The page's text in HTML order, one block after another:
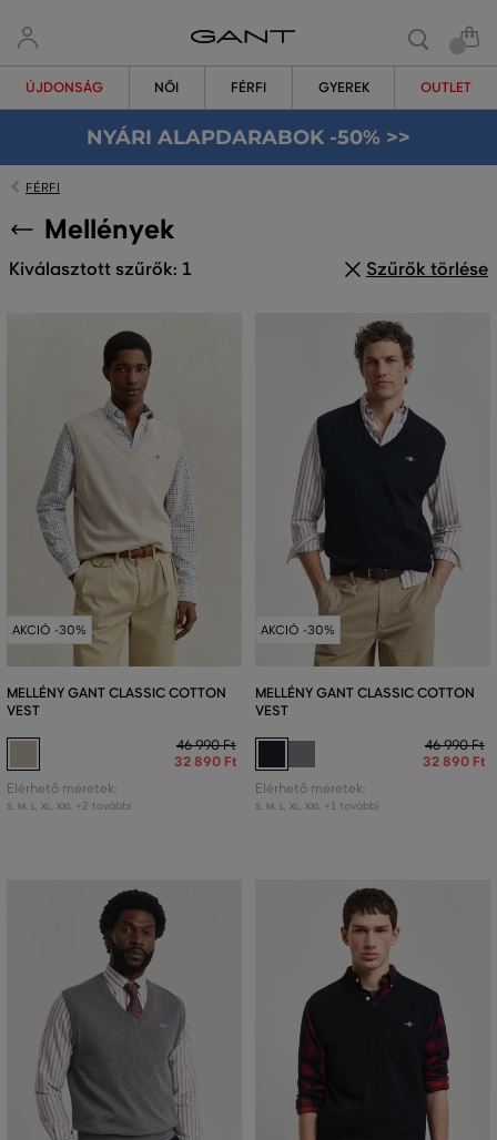
ÚJDONSÁG NŐI FÉRFI GYEREK OUTLET
NYÁRI ALAPDARABOK -50% >>
FÉRFI
Mellények
Kiválasztott szűrők: 1 Szűrők törlése
AKCIÓ -30%
MELLÉNY GANT CLASSIC COTTON
VEST
46 990 Ft
32 890 Ft
Elérhető méretek:
S, M L XL XXL +2 további
AKCIÓ -30%
MELLÉNY GANT CLASSIC COTTON
VEST
46 990 Ft
32 890 Ft
Elérhető méretek:
S, M L XL XXL +1 további